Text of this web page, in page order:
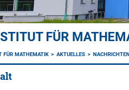
FÜR
FÜR MATHEMATIK AKTUELLES NACHRICHTEN